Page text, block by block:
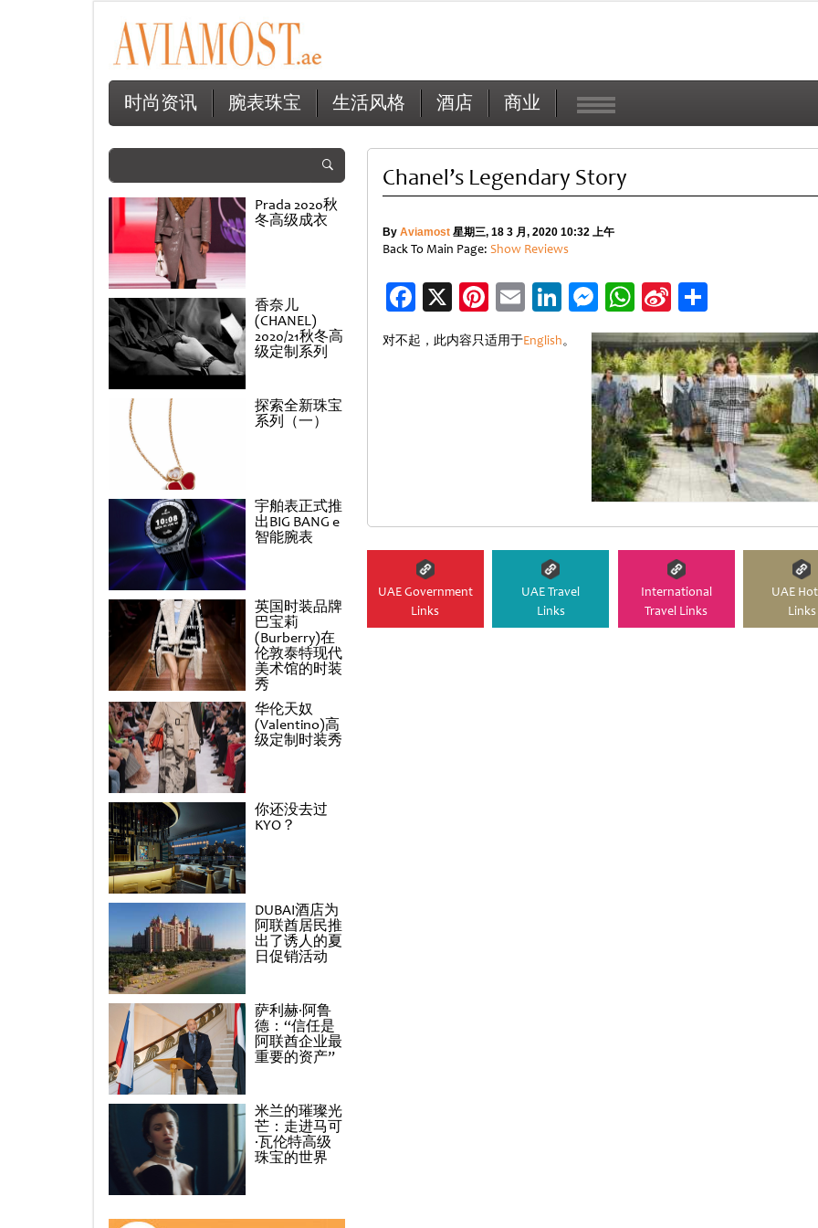
时尚资讯 腕表珠宝 生活风格 酒店 商业
Prada 2020秋
冬高级成衣
香奈儿
(CHANEL)
2020/21秋冬高
级定制系列
探索全新珠宝
系列（一）
宇舶表正式推
出BIG BANG e
智能腕表
英国时装品牌
巴宝莉
(Burberry)在
伦敦泰特现代
美术馆的时装
秀
华伦天奴
(Valentino)高
级定制时装秀
你还没去过
KYO？
DUBAI酒店为
阿联酋居民推
出了诱人的夏
日促销活动
萨利赫·阿鲁
德：“信任是
阿联酋企业最
重要的资产”
米兰的璀璨光
芒：走进马可
·瓦伦特高级
珠宝的世界
Chanel’s Legendary Story
By Aviamost星期三, 18 3 月, 2020 10:32 上午
Back To Main Page: Show Reviews
Facebook
X Pinterest
EmailLinkedIn
Messenger
WhatsApp
Sina
Weibo
分
享
对不起，此内容只适用于English。
UAE Government
Links
UAE Travel
Links
International
Travel Links
UAE
Links